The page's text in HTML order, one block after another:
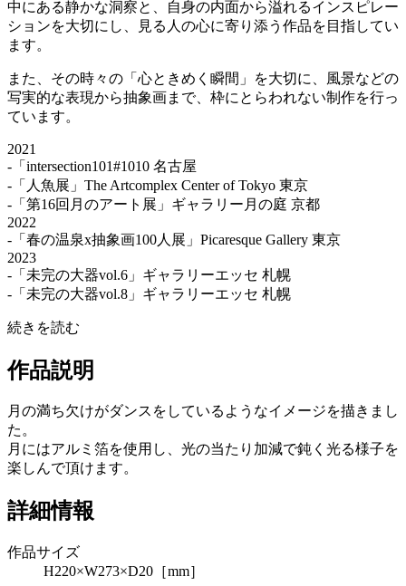
中にある静かな洞察と、自身の内面から溢れるインスピレー
ションを大切にし、見る人の心に寄り添う作品を目指してい
ます。
また、その時々の「心ときめく瞬間」を大切に、風景などの
写実的な表現から抽象画まで、枠にとらわれない制作を行っ
ています。
2021
-「intersection101#1010 名古屋
-「人魚展」The Artcomplex Center of Tokyo 東京
-「第16回月のアート展」ギャラリー月の庭 京都
2022
-「春の温泉x抽象画100人展」Picaresque Gallery 東京
2023
-「未完の大器vol.6」ギャラリーエッセ 札幌
-「未完の大器vol.8」ギャラリーエッセ 札幌
続きを読む
作品説明
月の満ち欠けがダンスをしているようなイメージを描きまし
た。
月にはアルミ箔を使用し、光の当たり加減で鈍く光る様子を
楽しんで頂けます。
詳細情報
作品サイズ
H220×W273×D20［mm］